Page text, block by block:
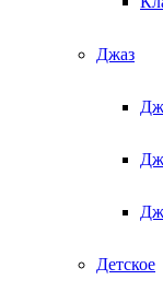
Джаз
Детское